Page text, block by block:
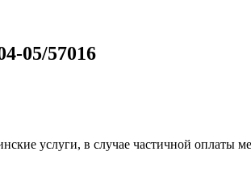
05/57016
услуги, в случае частичной оплаты